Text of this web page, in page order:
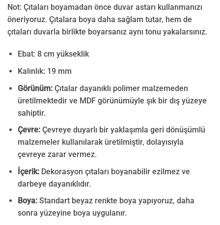
Not: Çıtaları boyamadan önce duvar astarı kullanmanızı
öneriyoruz. Çıtalara boya daha sağlam tutar, hem de
çıtaları duvarla birlikte boyarsanız aynı tonu yakalarsınız.
Ebat: 8 cm yükseklik
Kalınlık: 19 mm
Görünüm: Çıtalar dayanıklı polimer malzemeden
üretilmektedir ve MDF görünümüyle şık bir dış yüzeye
sahiptir.
Çevre:Çevreye duyarlı bir yaklaşımla geri dönüşümlü
malzemeler kullanılarak üretilmiştir, dolayısıyla
çevreye zarar vermez.
İçerik:Dekorasyon çıtaları boyanabilir ezilmez ve
darbeye dayanıklıdır.
Boya:Standart beyaz renkte boya yapıyoruz, daha
sonra yüzeyine boya uygulanır.